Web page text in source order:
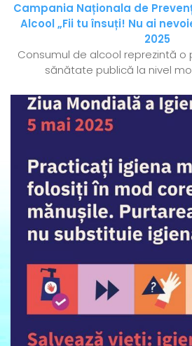
Campania Naționala de
Alcool „Fii tu însuți! Nu ai
2025
Consumul de alcool reprezintă
sănătate publică la nivel